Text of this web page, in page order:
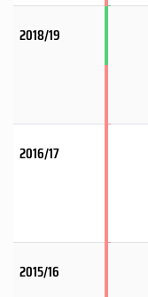
2018/19
2016/17
2015/16